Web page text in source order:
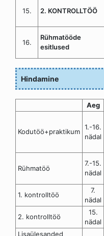
15. 2. KONTROLLTÖÖ
16.
Rühmatööde
esitlused
Hindamine
Aeg
Kodutöö+praktikum
1.-16.
nädal
Rühmatöö
7.-15.
nädal
1. kontrolltöö
7.
nädal
2. kontrolltöö
15.
nädal
Lisaülesanded